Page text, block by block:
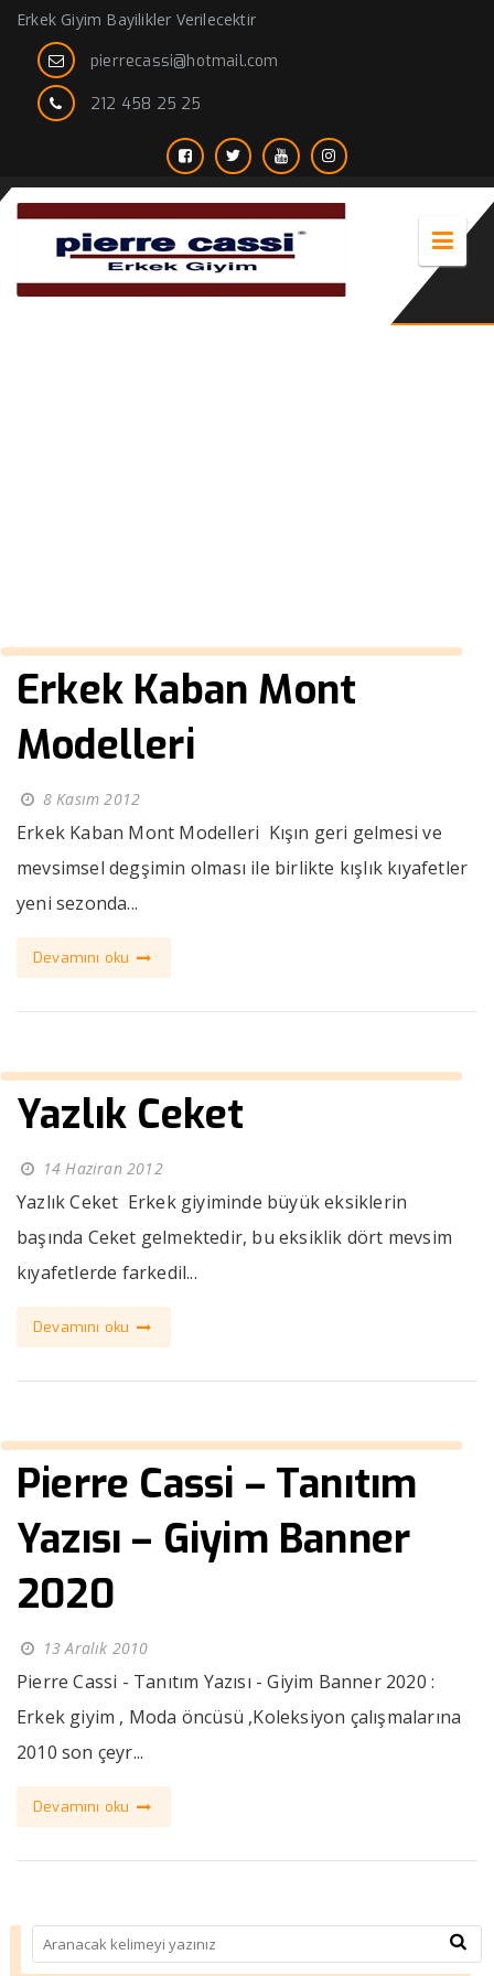
Erkek Giyim Bayilikler Verilecektir
pierrecassi@hotmail.com
212 458 25 25
Erkek Kaban Mont
Modelleri
8 Kasım 2012
Erkek Kaban Mont Modelleri Kışın geri gelmesi ve
mevsimsel degşimin olması ile birlikte kışlık kıyafetler
yeni sezonda...
Devamını oku
Yazlık Ceket
14 Haziran 2012
Yazlık Ceket Erkek giyiminde büyük eksiklerin
başında Ceket gelmektedir, bu eksiklik dört mevsim
kıyafetlerde farkedil...
Devamını oku
Pierre Cassi – Tanıtım
Yazısı – Giyim Banner
2020
13 Aralık 2010
Pierre Cassi - Tanıtım Yazısı - Giyim Banner 2020 :
Erkek giyim , Moda öncüsü ,Koleksiyon çalışmalarına
2010 son çeyr...
Devamını oku